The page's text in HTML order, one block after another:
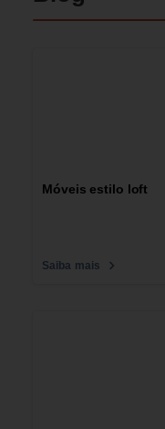
Móveis estilo loft
Saiba mais